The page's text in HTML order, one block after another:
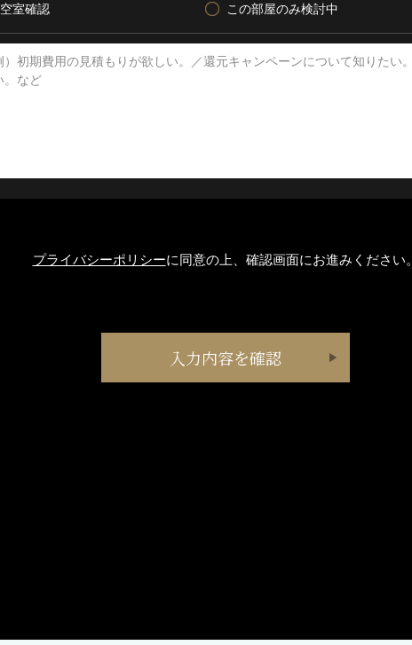
空室確認
この部屋のみ検討中
プライバシーポリシーに同意の上、確認画面にお進みください。